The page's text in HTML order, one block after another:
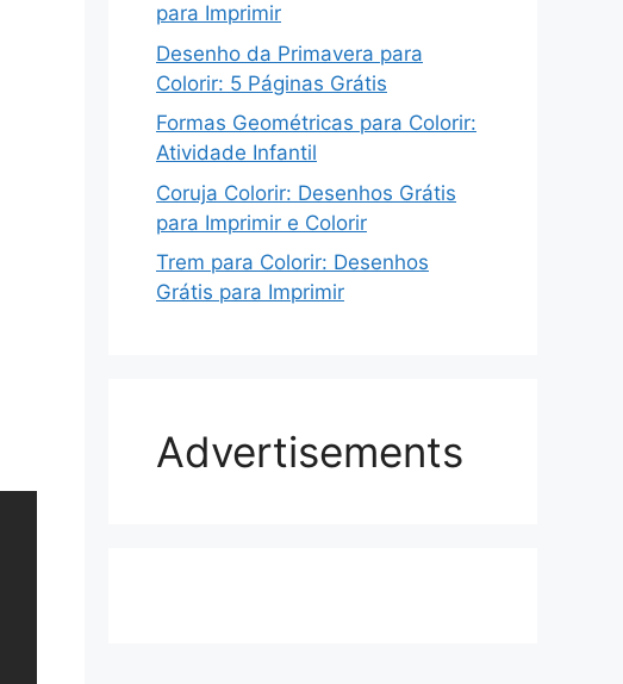
para Imprimir
Desenho da Primavera para
Colorir: 5 Páginas Grátis
Formas Geométricas para Colorir:
Atividade Infantil
Coruja Colorir: Desenhos Grátis
para Imprimir e Colorir
Trem para Colorir: Desenhos
Grátis para Imprimir
Advertisements